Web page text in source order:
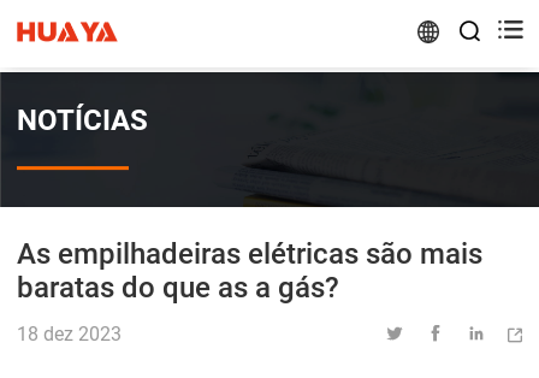
 
NOTÍCIAS
As empilhadeiras elétricas são mais
baratas do que as a gás?
18 dez 2023    